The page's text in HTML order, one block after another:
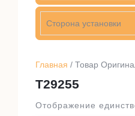
Главная / Товар
T29255
Отображение